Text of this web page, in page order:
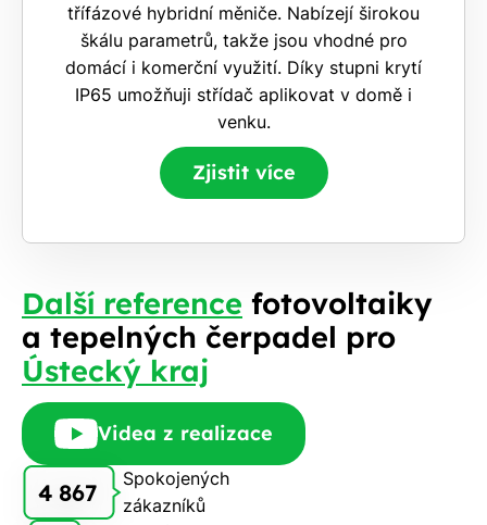
třífázové hybridní měniče. Nabízejí širokou
škálu parametrů, takže jsou vhodné pro
domácí i komerční využití. Díky stupni krytí
IP65 umožňuji střídač aplikovat v domě i
venku.
Zjistit více
Další reference fotovoltaiky
a tepelných čerpadel pro
Ústecký kraj
Videa z realizace
4 867
Spokojených
zákazníků